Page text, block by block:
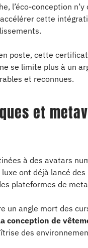
l’éco-conception
cette
poste, cette
se limite plus à un
et reconnues.
et
à des avatars
ont déjà lancé
plateformes de
un angle mort des
conception de
des